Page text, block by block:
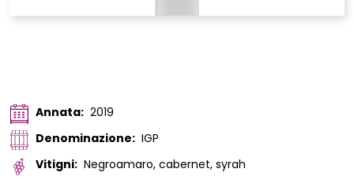
Annata: 2019
Denominazione: IGP
Vitigni: Negroamaro, cabernet, syrah